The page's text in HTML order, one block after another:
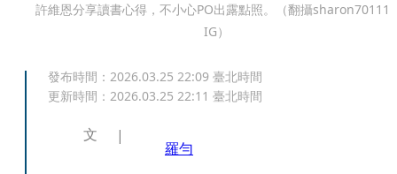
許維恩分享讀書心得，不小心PO出露點照。（翻攝sharon701111
IG）
發布時間： 2026.03.25 22:09 臺北時間
更新時間： 2026.03.25 22:11 臺北時間
文
羅勻